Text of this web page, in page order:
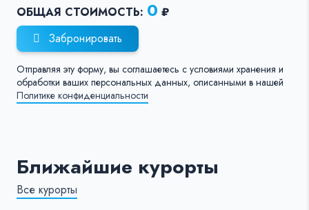
ОБЩАЯ СТОИМОСТЬ: 0 ₽
Забронировать
Отправляя эту форму, вы соглашаетесь с условиями хранения и
обработки ваших персональных данных, описанными в нашей
Политике конфиденциальности
Ближайшие курорты
Все курорты